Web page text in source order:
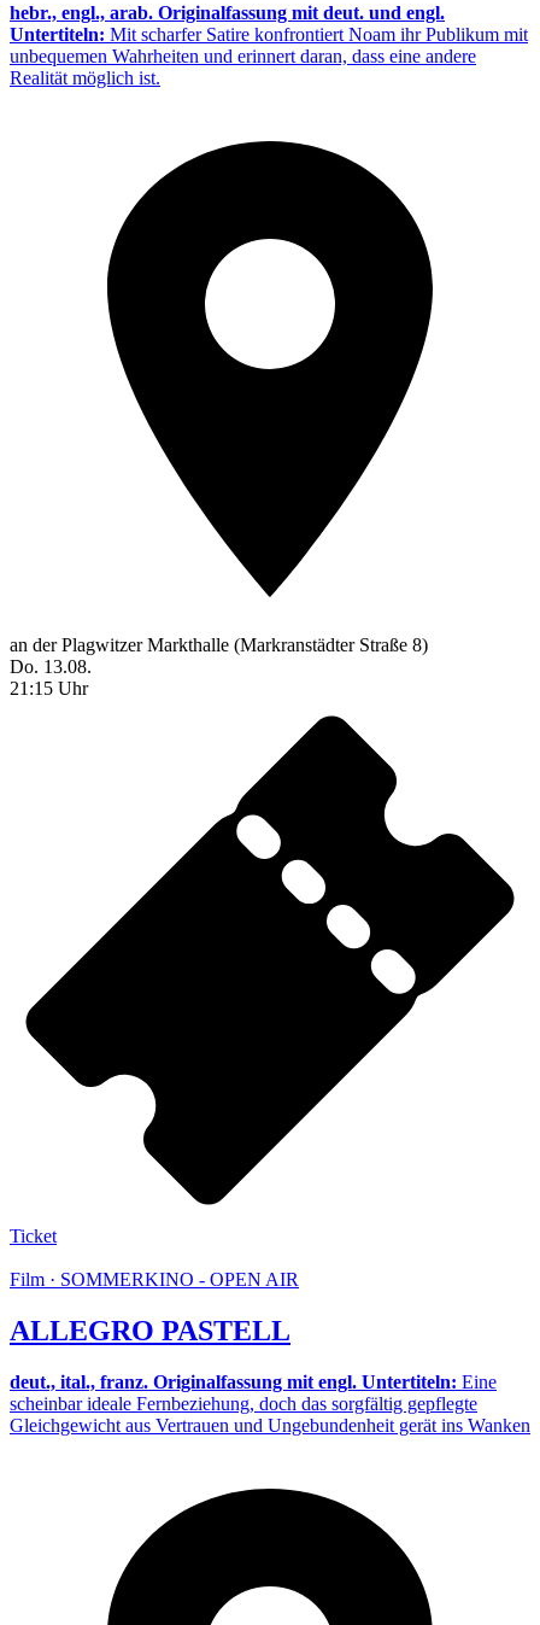
hebr., engl., arab. Originalfassung mit deut. und engl.
Untertiteln: Mit scharfer Satire konfrontiert Noam ihr Publikum mit
unbequemen Wahrheiten und erinnert daran, dass eine andere
Realität möglich ist.
an der Plagwitzer Markthalle (Markranstädter Straße 8)
Do. 13.08.
21:15 Uhr
Ticket
Film · SOMMERKINO - OPEN AIR
ALLEGRO PASTELL
deut., ital., franz. Originalfassung mit engl. Untertiteln: Eine
scheinbar ideale Fernbeziehung, doch das sorgfältig gepflegte
Gleichgewicht aus Vertrauen und Ungebundenheit gerät ins Wanken